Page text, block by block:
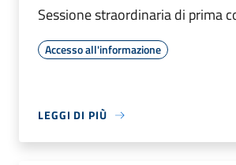
Sessione straordinaria di prima
Accesso all'informazione
LEGGI DI PIÙ